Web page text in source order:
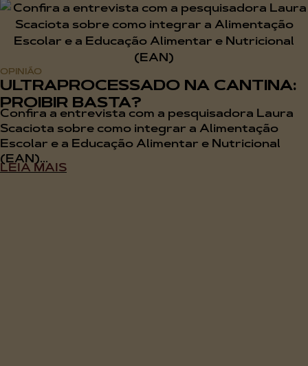
OPINIÃO
ULTRAPROCESSADO NA CANTINA:
PROIBIR BASTA?
Confira a entrevista com a pesquisadora Laura
Scaciota sobre como integrar a Alimentação
Escolar e a Educação Alimentar e Nutricional
(EAN)...
LEIA MAIS